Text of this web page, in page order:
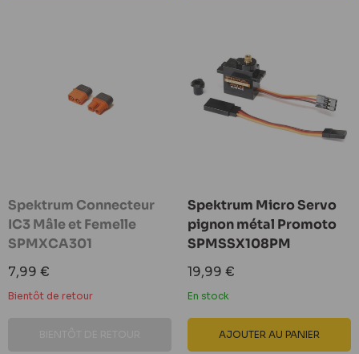
Spektrum Connecteur
IC3 Mâle et Femelle
SPMXCA301
Prix
réduit
7,99 €
Bientôt de retour
Spektrum Micro Servo
pignon métal Promoto
SPMSSX108PM
Prix
réduit
19,99 €
En stock
AJOUTER AU PANIER